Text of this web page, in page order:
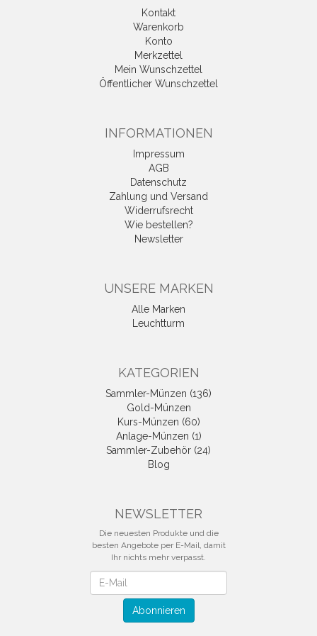
Kontakt
Warenkorb
Konto
Merkzettel
Mein Wunschzettel
Öffentlicher Wunschzettel
INFORMATIONEN
Impressum
AGB
Datenschutz
Zahlung und Versand
Widerrufsrecht
Wie bestellen?
Newsletter
UNSERE MARKEN
Alle Marken
Leuchtturm
KATEGORIEN
Sammler-Münzen (136)
Gold-Münzen
Kurs-Münzen (60)
Anlage-Münzen (1)
Sammler-Zubehör (24)
Blog
NEWSLETTER
Die neuesten Produkte und die
besten Angebote per E-Mail, damit
Ihr nichts mehr verpasst.
Abonnieren